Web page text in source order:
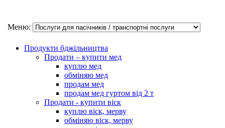
Меню:
Продукти бджільництва
Продати – купити мед
куплю мед
обміняю мед
продам мед
продам мед гуртом від 2 т
Продати - купити віск
куплю віск, мерву
обміняю віск, мерву